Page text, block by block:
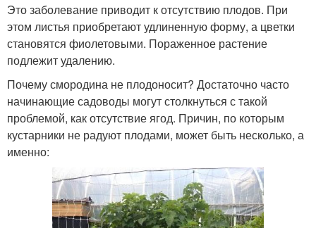
Это заболевание приводит к отсутствию плодов. При
этом листья приобретают удлиненную форму, а цветки
становятся фиолетовыми. Пораженное растение
подлежит удалению.
Почему смородина не плодоносит? Достаточно часто
начинающие садоводы могут столкнуться с такой
проблемой, как отсутствие ягод. Причин, по которым
кустарники не радуют плодами, может быть несколько, а
именно: